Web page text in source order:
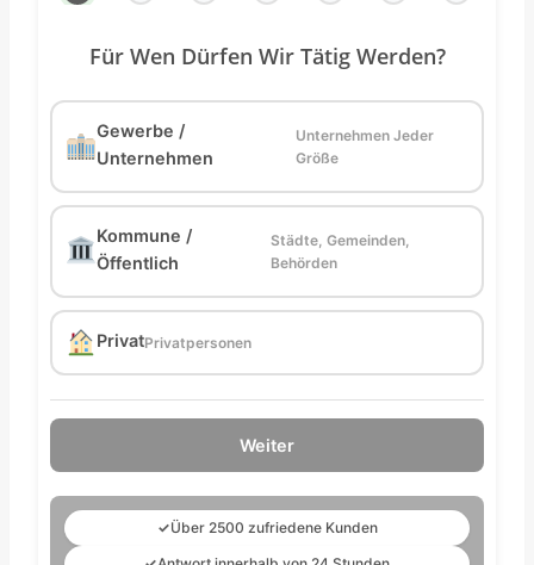
Für Wen Dürfen Wir Tätig Werden?
Gewerbe /
Unternehmen
Unternehmen Jeder
Größe
Kommune /
Öffentlich
Städte, Gemeinden,
Behörden
PrivatPrivatpersonen
Weiter
✓Über 2500 zufriedene Kunden